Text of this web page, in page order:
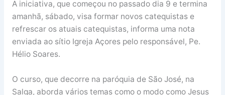
A iniciativa, que começou no passado dia 9 e termina
amanhã, sábado, visa formar novos catequistas e
refrescar os atuais catequistas, informa uma nota
enviada ao sítio Igreja Açores pelo responsável, Pe.
Hélio Soares.
O curso, que decorre na paróquia de São José, na
Salga, aborda vários temas como o modo como Jesus